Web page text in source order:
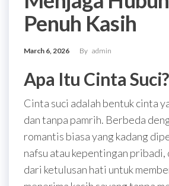
Penuh Kasih
March 6, 2026 By admin
Apa Itu Cinta Suci?
Cinta suci adalah bentuk cinta
dan tanpa pamrih. Berbeda
romantis biasa yang kadang
nafsu atau kepentingan pribadi,
dari ketulusan hati untuk